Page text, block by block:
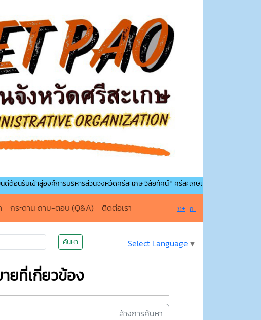
าสู่องค์การบริหารส่วนจังหวัดศรีสะเกษ วิสัยทัศน์ " ศรีสะเกษเมืองน่าอยู่ คู่การศึกษา นำพาคุณ
กระดาน ถาม-ตอบ (Q&A) ติดต่อเรา ก+ ก-
ค้นหา Select Language ▼
ยที่เกี่ยวข้อง
ล้างการค้นหา